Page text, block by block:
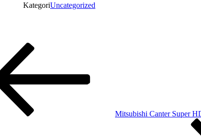
KategoriUncategorized
Mitsubishi Canter Super